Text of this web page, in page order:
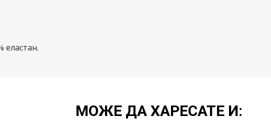
еластан.
МОЖЕ ДА ХАРЕСАТЕ И: